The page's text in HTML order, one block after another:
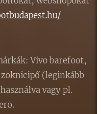
Vivo barefoot,
(leginkább
vagy pl.